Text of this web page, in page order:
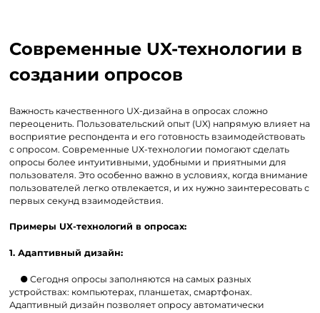
Современные UX-технологии в
создании опросов
Важность качественного UX-дизайна в опросах сложно
переоценить. Пользовательский опыт (UX) напрямую влияет на
восприятие респондента и его готовность взаимодействовать
с опросом. Современные UX-технологии помогают сделать
опросы более интуитивными, удобными и приятными для
пользователя. Это особенно важно в условиях, когда внимание
пользователей легко отвлекается, и их нужно заинтересовать с
первых секунд взаимодействия.
Примеры UX-технологий в опросах:
1. Адаптивный дизайн:
● Сегодня опросы заполняются на самых разных
устройствах: компьютерах, планшетах, смартфонах.
Адаптивный дизайн позволяет опросу автоматически